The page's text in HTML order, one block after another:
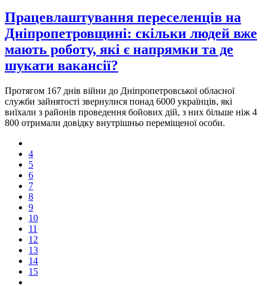
Працевлаштування переселенців на
Дніпропетровщині: скільки людей вже
мають роботу, які є напрямки та де
шукати вакансії?
Протягом 167 днів війни до Дніпропетровської обласної
служби зайнятості звернулися понад 6000 українців, які
виїхали з районів проведення бойових дій, з них більше ніж 4
800 отримали довідку внутрішньо переміщеної особи.
4
5
6
7
8
9
10
11
12
13
14
15